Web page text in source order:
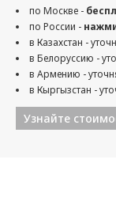
по Москве -
по России -
в Казахстан -
в Белоруссию -
в Армению -
в Кыргызстан -
Узнайте